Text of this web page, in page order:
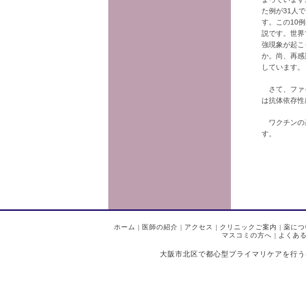
た例が31人
す。この10
説です。世
強現象が起
か。尚、再
しています。
さて、ファ
は抗体依存
ワクチンの
す。
ホーム | 医師の紹介 | アクセス | クリニックご案内 | 薬につ
マスコミの方へ | よくあ
大阪市北区で都心型プライマリケアを行